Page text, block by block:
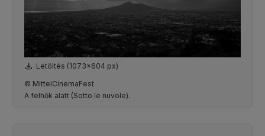
Letöltés (1073x604 px)
© MittelCinemaFest
A felhők alatt (Sotto le nuvole).